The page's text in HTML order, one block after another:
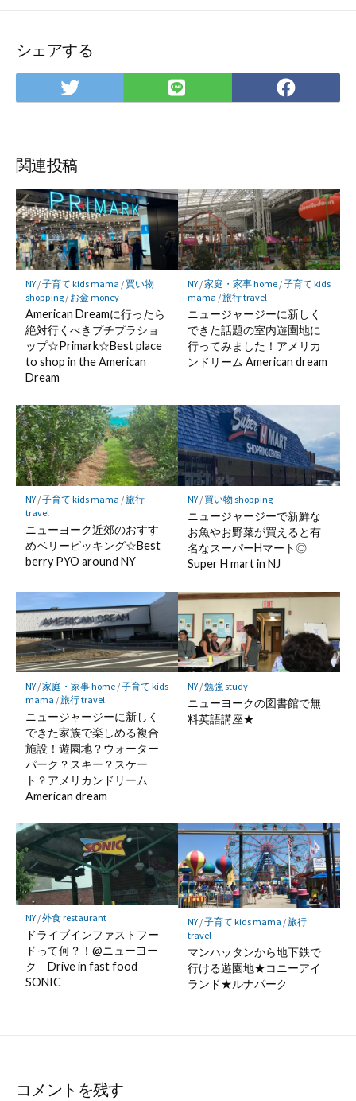
シェアする
Twitter
で
LINE
で
で
関連投稿
NY/子育て kids mama / 買い物
shopping/ お金 money
American Dreamに行ったら
絶対行くべきプチプラショ
ップ☆Primark☆Best place
to shop in the American
Dream
NY/家庭・家事 home/子育て kids
mama /旅行 travel
ニュージャージーに新しく
できた話題の室内遊園地に
行ってみました！アメリカ
ンドリーム American dream
NY/子育て kids mama /旅行
travel
ニューヨーク近郊のおすす
めベリーピッキング☆Best
berry PYO around NY
NY/ 買い物 shopping
ニュージャージーで新鮮な
お魚やお野菜が買えると有
名なスーパーHマート◎
Super H mart in NJ
NY/家庭・家事 home/子育て kids
mama /旅行 travel
ニュージャージーに新しく
できた家族で楽しめる複合
施設！遊園地？ウォーター
パーク？スキー？スケー
ト？アメリカンドリーム
American dream
NY/勉強 study
ニューヨークの図書館で無
料英語講座★
NY/外食 restaurant
ドライブインファストフー
ドって何？！@ニューヨー
ク Drive in fast food
SONIC
NY/子育て kids mama /旅行
travel
マンハッタンから地下鉄で
行ける遊園地★コニーアイ
ランド★ルナパーク
コメントを残す